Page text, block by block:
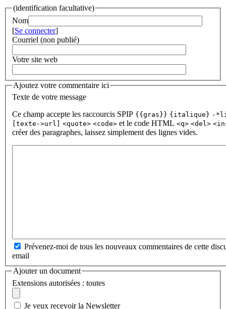
(identification facultative)
Nom
[Se connecter]
Courriel (non publié)
Votre site web
Ajoutez votre commentaire ici
Texte de votre message
Ce champ accepte les raccourcis SPIP {{gras}} {italique} -
[texte->url]
<quote> <code> et le code HTML <q> <del>
créer des paragraphes, laissez simplement des lignes vides.
Prévenez-moi de tous les nouveaux commentaires de cette
email
Ajouter un document
Extensions autorisées : toutes
Je veux recevoir la Newsletter